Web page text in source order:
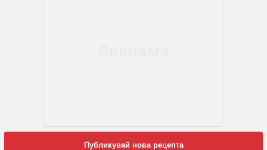
Публикувай нова рецепта